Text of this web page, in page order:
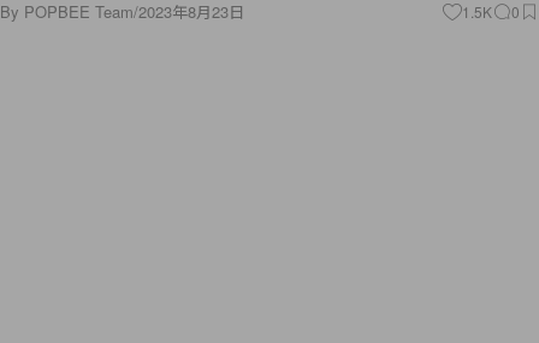
By POPBEE Team/2023年8月23日 1.5K 0